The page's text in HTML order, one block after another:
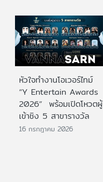
หัวใจทำงานโอเวอร์ไทม์
“Y Entertain Awards
2026” พร้อมเปิดโหวตผู้
เข้าชิง 5 สาขารางวัล
16 กรกฎาคม 2026